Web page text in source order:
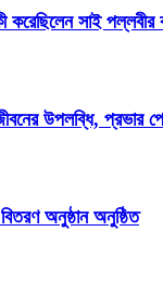
করেছিলেন সাই পল্লবীর
উপলব্ধি, প্রভার
বিতরণ অনুষ্ঠান অনুষ্ঠিত